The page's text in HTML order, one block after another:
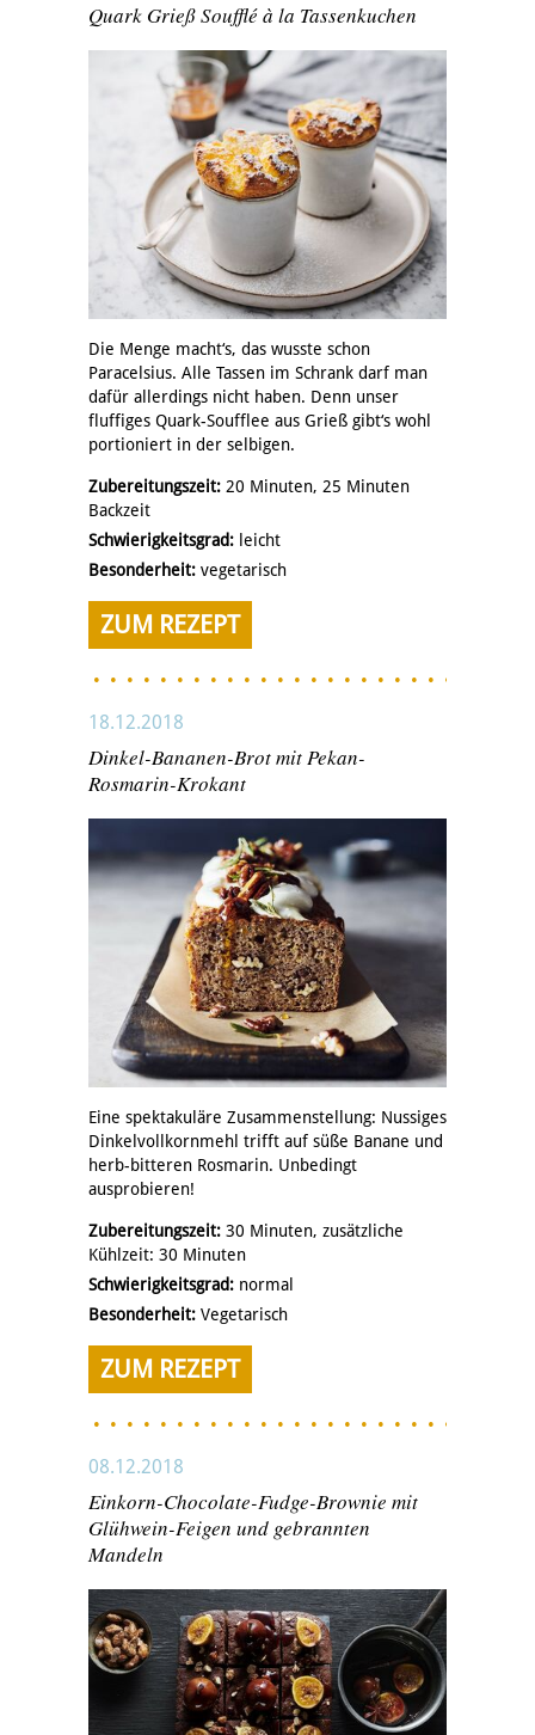
Quark Grieß Soufflé à la Tassenkuchen
Die Menge macht‘s, das wusste schon
Paracelsius. Alle Tassen im Schrank darf man
dafür allerdings nicht haben. Denn unser
fluffiges Quark-Soufflee aus Grieß gibt‘s wohl
portioniert in der selbigen.
Zubereitungszeit: 20 Minuten, 25 Minuten
Backzeit
Schwierigkeitsgrad: leicht
Besonderheit: vegetarisch
ZUM REZEPT
18.12.2018
Dinkel-Bananen-Brot mit Pekan-
Rosmarin-Krokant
Eine spektakuläre Zusammenstellung: Nussiges
Dinkelvollkornmehl trifft auf süße Banane und
herb-bitteren Rosmarin. Unbedingt
ausprobieren!
Zubereitungszeit: 30 Minuten, zusätzliche
Kühlzeit: 30 Minuten
Schwierigkeitsgrad: normal
Besonderheit: Vegetarisch
ZUM REZEPT
08.12.2018
Einkorn-Chocolate-Fudge-Brownie mit
Glühwein-Feigen und gebrannten
Mandeln